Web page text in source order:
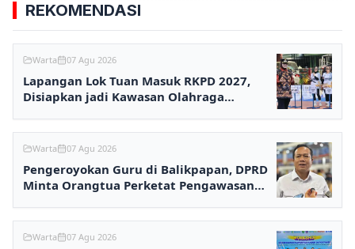
REKOMENDASI
Warta 07 Agu 2026
Lapangan Lok Tuan Masuk RKPD 2027,
Disiapkan jadi Kawasan Olahraga
Warta 07 Agu 2026
Pengeroyokan Guru di Balikpapan, DPRD
Minta Orangtua Perketat Pengawasan
Warta 07 Agu 2026